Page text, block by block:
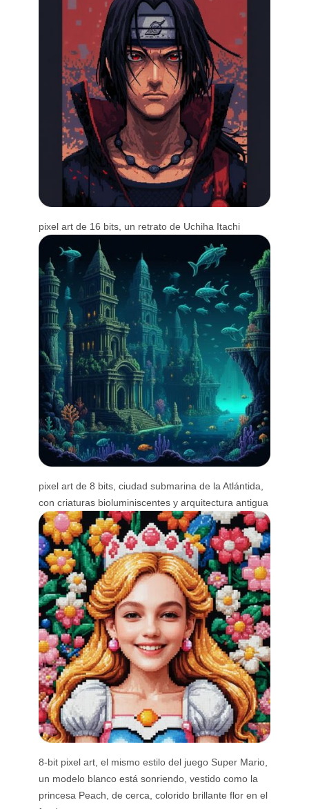
pixel art de 16 bits, un retrato de Uchiha Itachi
pixel art de 8 bits, ciudad submarina de la Atlántida,
con criaturas bioluminiscentes y arquitectura antigua
8-bit pixel art, el mismo estilo del juego Super Mario,
un modelo blanco está sonriendo, vestido como la
princesa Peach, de cerca, colorido brillante flor en el